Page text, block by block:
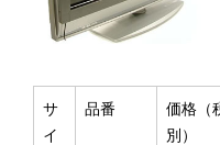
サ
イ
品番
価格（
別）